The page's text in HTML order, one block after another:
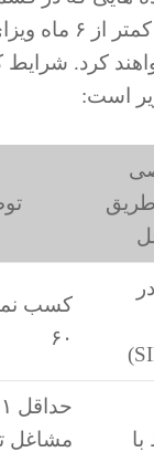
قبول می شوند در
کرد. شرایط
است:
کسب
۶۰